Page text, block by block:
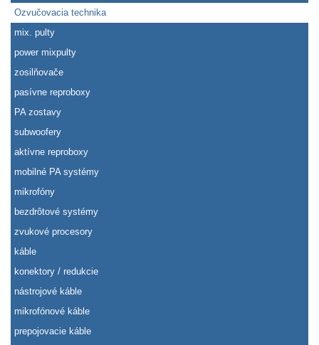
Ozvučovacia technika
mix. pulty
power mixpulty
zosilňovače
pasívne reproboxy
PA zostavy
subwoofery
aktívne reproboxy
mobilné PA systémy
mikrofóny
bezdrôtové systémy
zvukové procesory
káble
konektory / redukcie
nástrojové káble
mikrofónové káble
prepojovacie káble